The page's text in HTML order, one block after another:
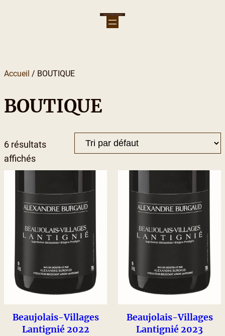
Accueil / BOUTIQUE
BOUTIQUE
6 résultats
affichés
Beaujolais-Villages
Lantignié 2022
Beaujolais-Villages
Lantignié 2023